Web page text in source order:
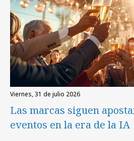
viernes, 31 de julio 2026
Las marcas siguen
eventos en la era de la IA